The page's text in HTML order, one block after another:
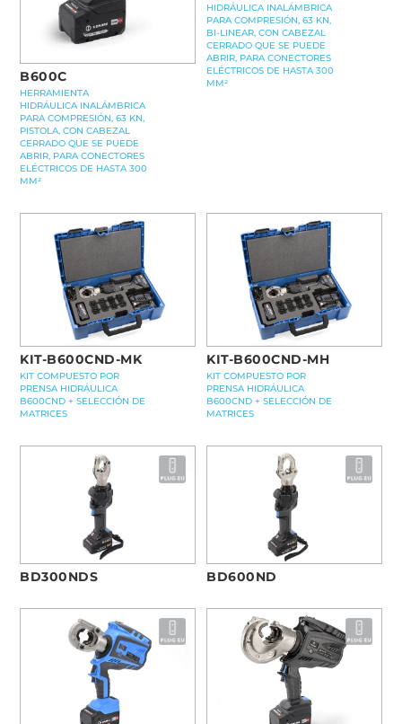
B600C
HERRAMIENTA
HIDRÁULICA INALÁMBRICA
PARA COMPRESIÓN, 63 KN,
PISTOLA, CON CABEZAL
CERRADO QUE SE PUEDE
ABRIR, PARA CONECTORES
ELÉCTRICOS DE HASTA 300
MM²
HIDRÁULICA INALÁMBRICA
PARA COMPRESIÓN, 63 KN,
BI-LINEAR, CON CABEZAL
CERRADO QUE SE PUEDE
ABRIR, PARA CONECTORES
ELÉCTRICOS DE HASTA 300
MM²
KIT-B600CND-MK
KIT COMPUESTO POR
PRENSA HIDRÁULICA
B600CND + SELECCIÓN DE
MATRICES
KIT-B600CND-MH
KIT COMPUESTO POR
PRENSA HIDRÁULICA
B600CND + SELECCIÓN DE
MATRICES
BD300NDS BD600ND